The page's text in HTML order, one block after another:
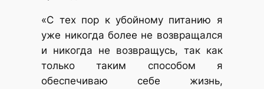
«С тех пор к убойному питанию я
уже никогда более не возвращался
и никогда не возвращусь, так как
только таким способом я
обеспечиваю себе жизнь,